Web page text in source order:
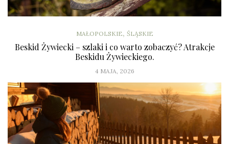
MAŁOPOLSKIE, ŚLĄSKIE
Beskid Żywiecki – szlaki i co warto zobaczyć? Atrakcje
Beskidu Żywieckiego.
4 MAJA, 2026